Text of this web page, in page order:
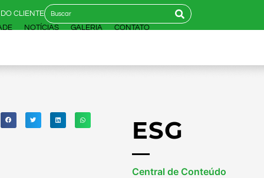
CLIENTE
NOTÍCIAS GALERIA CONTATO
ESG
Central de Conteúdo